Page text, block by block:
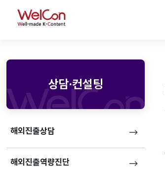
WelCon
상담·컨설팅
해외진출상담
해외진출역량진단